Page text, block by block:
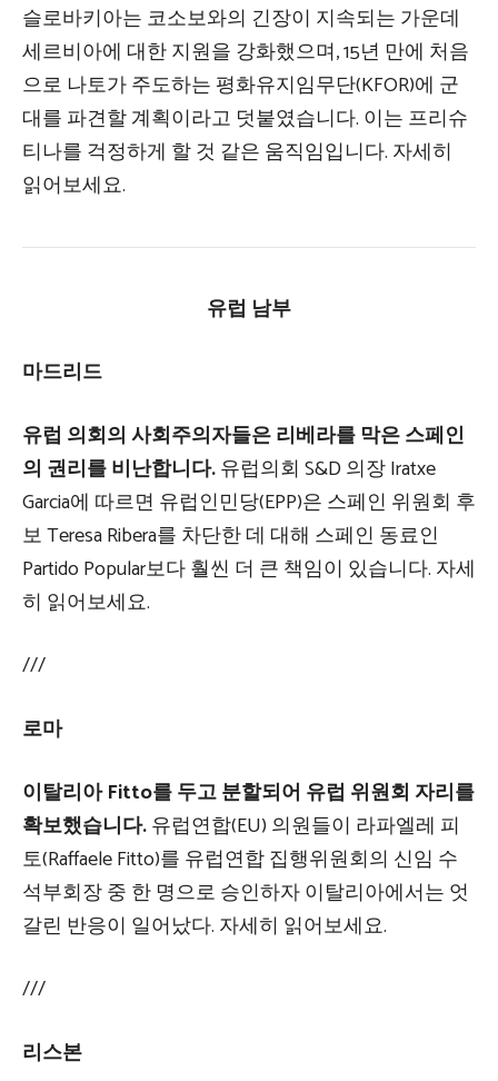
슬로바키아는 코소보와의 긴장이 지속되는 가운데
세르비아에 대한 지원을 강화했으며, 15년 만에 처음
으로 나토가 주도하는 평화유지임무단(KFOR)에 군
대를 파견할 계획이라고 덧붙였습니다. 이는 프리슈
티나를 걱정하게 할 것 같은 움직임입니다. 자세히
읽어보세요.
유럽 ​​남부
마드리드
유럽 ​​의회의 사회주의자들은 리베라를 막은 스페인
의 권리를 비난합니다.유럽의회 S&D 의장 Iratxe
Garcia에 따르면 유럽인민당(EPP)은 스페인 위원회 후
보 Teresa Ribera를 차단한 데 대해 스페인 동료인
Partido Popular보다 훨씬 더 큰 책임이 있습니다. 자세
히 읽어보세요.
///
로마
이탈리아Fitto를 두고 분할되어 유럽 위원회 자리를
확보했습니다.유럽연합(EU) 의원들이 라파엘레 피
토(Raffaele Fitto)를 유럽연합 집행위원회의 신임 수
석부회장 중 한 명으로 승인하자 이탈리아에서는 엇
갈린 반응이 일어났다. 자세히 읽어보세요.
///
리스본